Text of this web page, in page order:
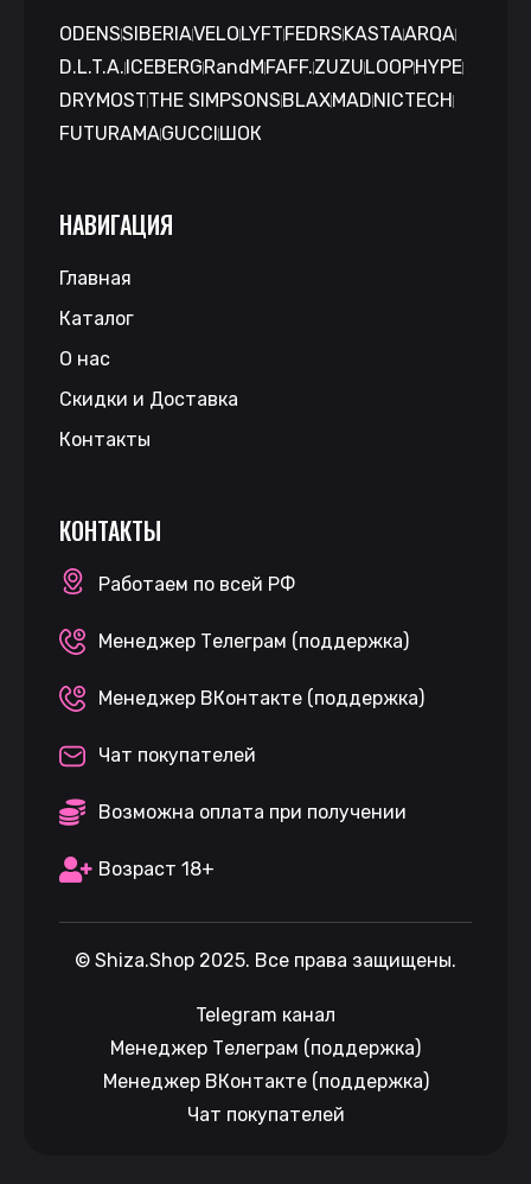
ODENSSIBERIAVELO LYFT FEDRS KASTAARQA
D.L.T.A. ICEBERG RandM FAFF.ZUZU LOOPHYPE
DRYMOSTTHE SIMPSONS BLAXMAD NICTECH
FUTURAMAGUCCI ШОК
НАВИГАЦИЯ
Главная
Каталог
О нас
Скидки и Доставка
Контакты
КОНТАКТЫ
Работаем по всей РФ
Менеджер Телеграм (поддержка)
Менеджер ВКонтакте (поддержка)
Чат покупателей
Возможна оплата при получении
Возраст 18+
© Shiza.Shop 2025. Все права защищены.
Telegram канал
Менеджер Телеграм (поддержка)
Менеджер ВКонтакте (поддержка)
Чат покупателей